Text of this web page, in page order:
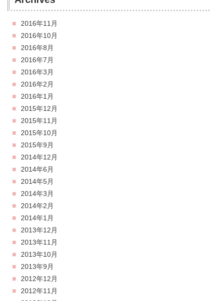
2016年11月
2016年10月
2016年8月
2016年7月
2016年3月
2016年2月
2016年1月
2015年12月
2015年11月
2015年10月
2015年9月
2014年12月
2014年6月
2014年5月
2014年3月
2014年2月
2014年1月
2013年12月
2013年11月
2013年10月
2013年9月
2012年12月
2012年11月